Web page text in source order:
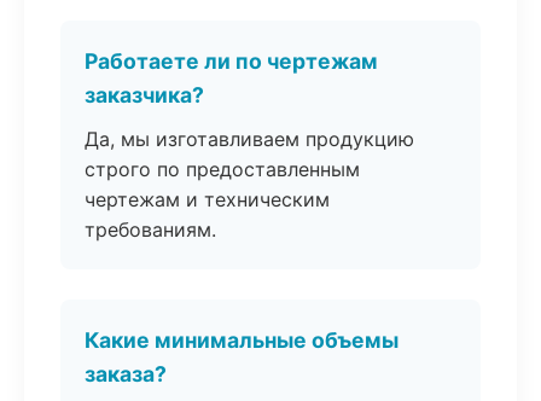
Работаете ли по чертежам
заказчика?
Да, мы изготавливаем продукцию
строго по предоставленным
чертежам и техническим
требованиям.
Какие минимальные объемы
заказа?